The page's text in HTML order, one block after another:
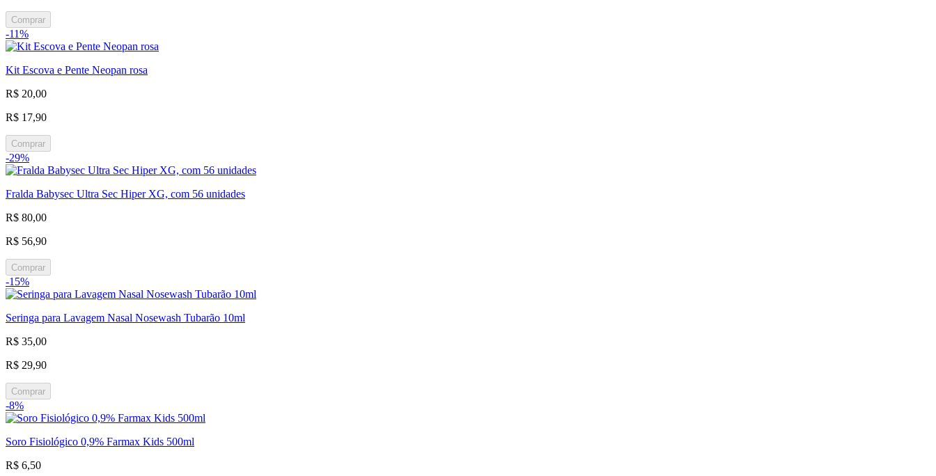
Comprar
-11%
Kit Escova e Pente Neopan rosa
R$ 20,00
R$ 17,90
Comprar
-29%
Fralda Babysec Ultra Sec Hiper XG, com 56 unidades
R$ 80,00
R$ 56,90
Comprar
-15%
Seringa para Lavagem Nasal Nosewash Tubarão 10ml
R$ 35,00
R$ 29,90
Comprar
-8%
Soro Fisiológico 0,9% Farmax Kids 500ml
R$ 6,50